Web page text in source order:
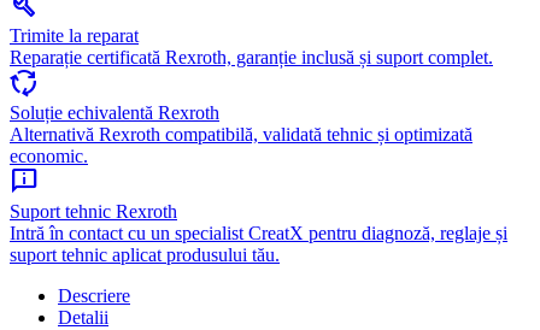
Trimite la reparat
Reparație certificată Rexroth, garanție inclusă și suport complet.
cycle
Soluție echivalentă Rexroth
Alternativă Rexroth compatibilă, validată tehnic și optimizată
economic.
chat_info
Suport tehnic Rexroth
Intră în contact cu un specialist CreatX pentru diagnoză, reglaje și
suport tehnic aplicat produsului tău.
Descriere
Detalii